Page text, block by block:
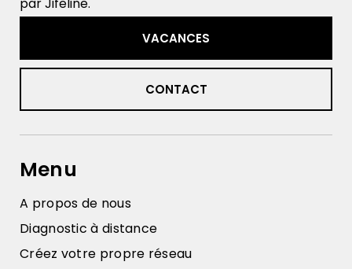
par Jifeline.
VACANCES
CONTACT
Menu
A propos de nous
Diagnostic à distance
Créez votre propre réseau